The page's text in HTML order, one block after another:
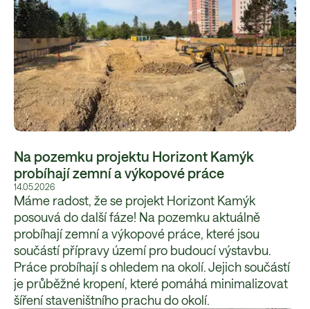
Na pozemku projektu Horizont Kamýk
probíhají zemní a výkopové práce
14.05.2026
Máme radost, že se projekt Horizont Kamýk
posouvá do další fáze! Na pozemku aktuálně
probíhají zemní a výkopové práce, které jsou
součástí přípravy území pro budoucí výstavbu.
Práce probíhají s ohledem na okolí. Jejich součástí
je průběžné kropení, které pomáhá minimalizovat
šíření staveništního prachu do okolí.